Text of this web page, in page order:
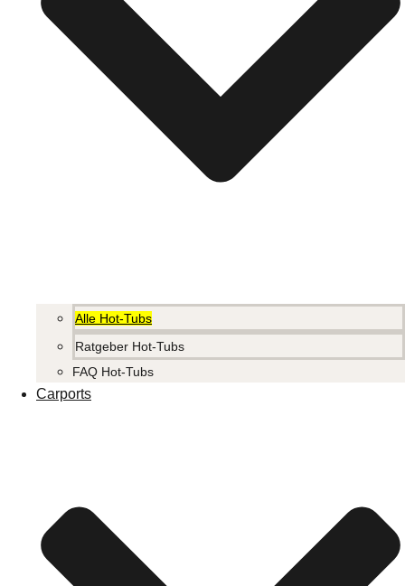
Alle Hot-Tubs
Ratgeber Hot-Tubs
FAQ Hot-Tubs
Carports